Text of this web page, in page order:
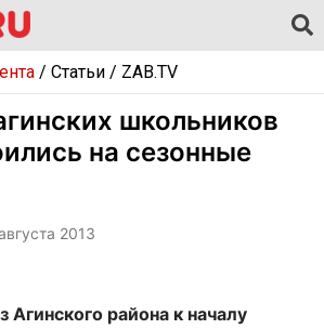
/ Статьи/ ZAB.TV
школьников
на сезонные
2013
Агинского района к началу